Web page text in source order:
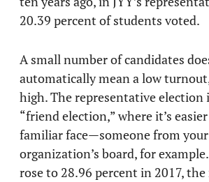
20.39 percent of students voted.
A small number of candidates
automatically mean a low
high. The representative election
“friend election,” where it’s
familiar face—someone from
organization’s board, for
rose to 28.96 percent in 2017,